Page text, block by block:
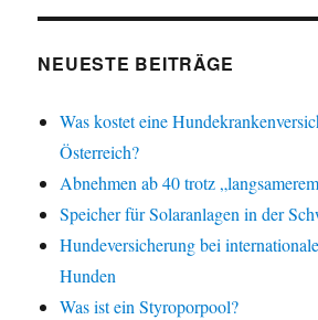
NEUESTE BEITRÄGE
Was kostet eine
Österreich?
Abnehmen ab 40 trotz
Speicher für Solaranlagen in der
Hundeversicherung bei
Hunden
Was ist ein Styroporpool?